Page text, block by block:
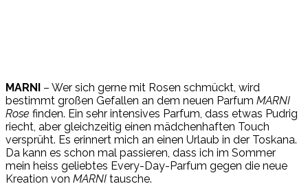
MARNI – Wer sich gerne mit Rosen schmückt, wird
bestimmt großen Gefallen an dem neuen Parfum MARNI
Rose finden. Ein sehr intensives Parfum, dass etwas Pudrig
riecht, aber gleichzeitig einen mädchenhaften Touch
versprüht. Es erinnert mich an einen Urlaub in der Toskana.
Da kann es schon mal passieren, dass ich im Sommer
mein heiss geliebtes Every-Day-Parfum gegen die neue
Kreation von MARNI tausche.